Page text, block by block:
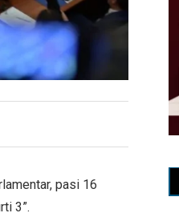
pasi 16
3”.